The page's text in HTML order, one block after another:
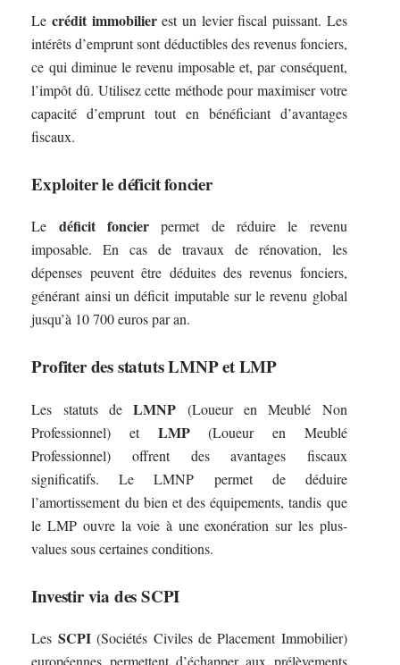
Lecrédit immobilierest un levier fiscal puissant. Les
intérêts d’emprunt sont déductibles des revenus fonciers,
ce qui diminue le revenu imposable et, par conséquent,
l’impôt dû. Utilisez cette méthode pour maximiser votre
capacité d’emprunt tout en bénéficiant d’avantages
fiscaux.
Exploiter le déficit foncier
Le déficit foncier permet de réduire le revenu
imposable. En cas de travaux de rénovation, les
dépenses peuvent être déduites des revenus fonciers,
générant ainsi un déficit imputable sur le revenu global
jusqu’à 10 700 euros par an.
Profiter des statuts LMNP et LMP
Les statuts deLMNP (Loueur en Meublé Non
Professionnel) et LMP(Loueur en Meublé
Professionnel) offrent des avantages fiscaux
significatifs. Le LMNP permet de déduire
l’amortissement du bien et des équipements, tandis que
le LMP ouvre la voie à une exonération sur les plus-
values sous certaines conditions.
Investir via des SCPI
Les SCPI(Sociétés Civiles de Placement Immobilier)